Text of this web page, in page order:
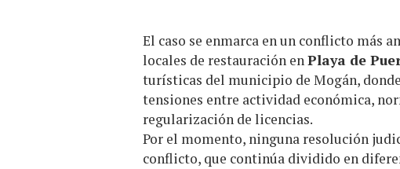
El caso se enmarca en un conflicto más
locales de restauración enPlaya de
turísticas del municipio de Mogán,
tensiones entre actividad económica,
regularización de licencias.
Por el momento, ninguna resolución
conflicto, que continúa dividido en